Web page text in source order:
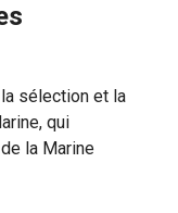
sélection et la
qui
la Marine